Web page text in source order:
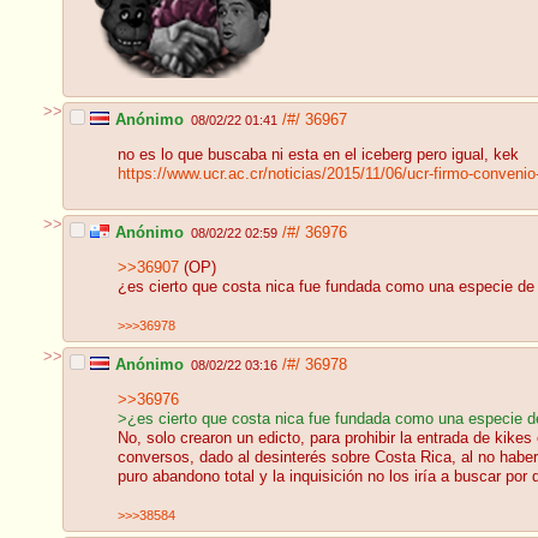
>> Anónimo 08/02/22 01:41 /#/ 36967
no es lo que buscaba ni esta en el iceberg pero igual, kek
https://www.ucr.ac.cr/noticias/2015/11/06/ucr-firmo-
>> Anónimo 08/02/22 02:59 /#/ 36976
>>36907 (OP)
¿es cierto que costa nica fue fundada como una especie
>>>36978
>> Anónimo 08/02/22 03:16 /#/ 36978
>>36976
>¿es cierto que costa nica fue fundada como una especie
No, solo crearon un edicto, para prohibir la entrada de
conversos, dado al desinterés sobre Costa Rica, al no
puro abandono total y la inquisición no los iría a buscar
>>>38584